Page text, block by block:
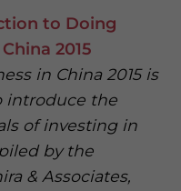
to Doing
2015
in China 2015 is
introduce the
of investing in
by the
& Associates,